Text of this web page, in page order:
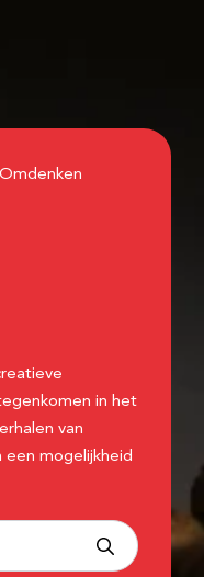
Omdenken
in het
van
een mogelijkheid